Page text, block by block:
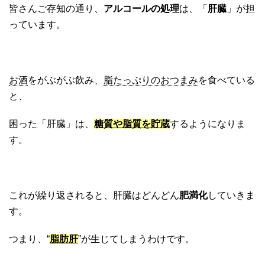
皆さんご存知の通り、 アルコールの処理は、「 肝臓 」が担
っています。
お酒をがぶがぶ飲み、 脂たっぷりのおつまみを食べている
と、
困った「肝臓」は、 糖質や脂質を貯蔵するようになりま
す。
これが繰り返されると、肝臓はどんどん肥満化していきま
す。
つまり、“脂肪肝”が生じてしまうわけです。